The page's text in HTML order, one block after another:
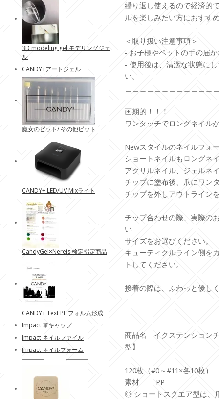
繰り返し使えるので経済的
ルを楽しみたい方におすす
＜取り扱い注意事項＞
- お子様やペットの手の届
- 使用後は、清潔な状態に
い。
画期的！！！
ワンタッチでロングネイル
Newスタイルのネイルフォ
ショートネイルもロングネ
アクリルネイル、ジェルネ
チップに塗布後、爪にワン
チップを外しアウトライン
チップ合わせの際、実際の
い
サイズをお選びください。
キューティクルライン側を
トしてください。
接着の際は、ふわっと優し
商品名 イクステンション
型】
120枚（#0～#11×各10枚）
素材 PP
◎ ショートスクエア型は、
3D modeling gel モデリングジェ
ル
CANDY+アートジェル
魔女のビット/ その他ビット
CANDY+ LED/UV Mixライト
CandyGel×Nereis 検定指定商品
CANDY+ Text PF フォルム形成
Impact 筆キャップ
Impact ネイルファイル
Impact ネイルフォーム